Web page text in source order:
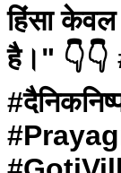
हिंसा केवल
है।"